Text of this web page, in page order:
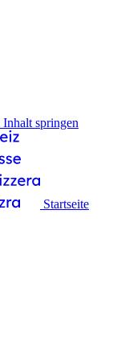
Inhalt springen
Startseite